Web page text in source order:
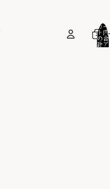
ホ
カー
ト内
の合
計ア
イテ